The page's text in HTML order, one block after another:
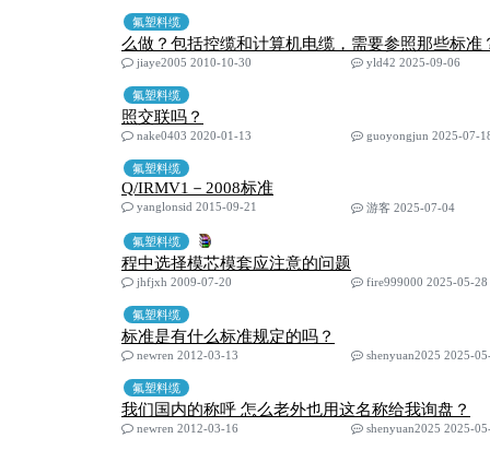
氟塑料缆
么做？包括控缆和计算机电缆，需要参照那些标准
jiaye2005 2010-10-30
yld42 2025-09-06
氟塑料缆
照交联吗？
nake0403 2020-01-13
guoyongjun 2025-07-
氟塑料缆
Q/IRMV1－2008标准
yanglonsid 2015-09-21
游客 2025-07-04
氟塑料缆
程中选择模芯模套应注意的问题
jhfjxh 2009-07-20
fire999000 2025-05-28
氟塑料缆
标准是有什么标准规定的吗？
newren 2012-03-13
shenyuan2025 2025-
氟塑料缆
我们国内的称呼 怎么老外也用这名称给我询盘？
newren 2012-03-16
shenyuan2025 2025-